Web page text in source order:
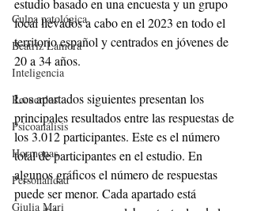
Culpa patológica
Beatriz Lamora
Inteligencia
Recuerdos
Psicoanálisis
Hormonas
Personalidad
Giulia Mari
estudio basado en una encuesta y un grupo
focal llevados a cabo en el 2023 en todo el
territorio español y centrados en jóvenes de
20 a 34 años.
Los apartados siguientes presentan los
principales resultados entre las respuestas de
los 3.012 participantes. Este es el número
total de participantes en el estudio. En
algunos gráficos el número de respuestas
puede ser menor. Cada apartado está